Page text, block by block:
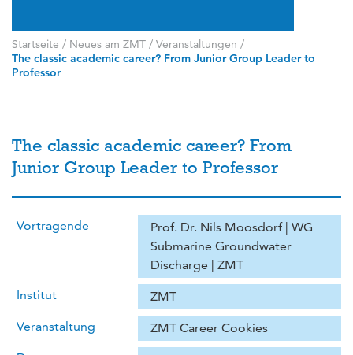
Startseite / Neues am ZMT / Veranstaltungen /
The classic academic career? From Junior Group Leader to
Professor
The classic academic career? From
Junior Group Leader to Professor
Vortragende
Prof. Dr. Nils Moosdorf | WG
Submarine Groundwater
Discharge | ZMT
Institut
ZMT
Veranstaltung
ZMT Career Cookies